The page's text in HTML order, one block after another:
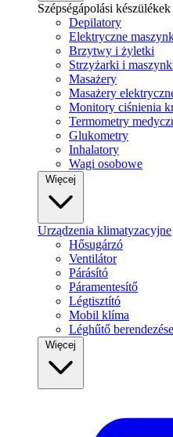
Szépségápolási készülékek
Depilatory
Elektryczne
Brzytwy i żyletki
Strzyżarki i
Masażery
Masażery
Monitory ciśnienia
Termometry
Glukometry
Inhalatory
Wagi osobowe
Urządzenia klimatyzacyjne
Hősugárzó
Ventilátor
Párásító
Páramentesítő
Légtisztító
Mobil klíma
Léghűtő